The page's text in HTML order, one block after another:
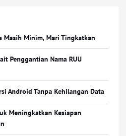
Masih Minim, Mari Tingkatkan
Penggantian Nama RUU
Android Tanpa Kehilangan Data
Meningkatkan Kesiapan